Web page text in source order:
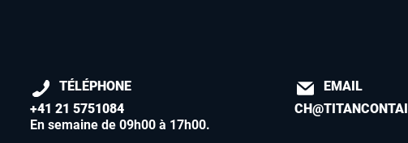
TÉLÉPHONE
+41 21 5751084
En semaine de 09h00 à 17h00.
EMAIL